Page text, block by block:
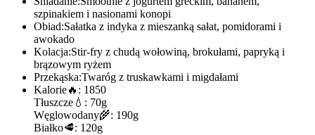
szpinakiem i nasionami konopi
Obiad:Sałatka z indyka z mieszanką sałat, pomidorami i
awokado
Kolacja:Stir-fry z chudą wołowiną, brokułami, papryką i
brązowym ryżem
Przekąska:Twaróg z truskawkami i migdałami
Kalorie🔥: 1850
Tłuszcze 💧: 70g
Węglowodany🌾: 190g
Białko🥩: 120g